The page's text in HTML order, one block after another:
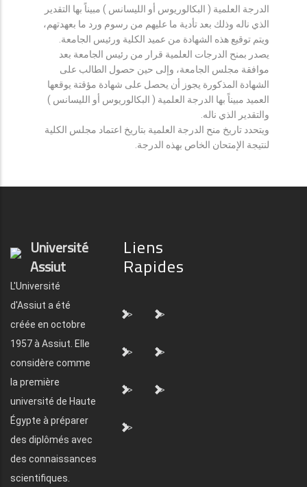
الدرجة العلمية ( البكالوريوس أو الليسانس ) مبيناً بها التقدير
الذي ناله وذلك بعد تأدية ما عليهم من رسوم ورد ما بعهدتهم،
ويتم توقيع هذه الشهادة من عميد الكلية ورئيس الجامعة.
يصدر بمنح الدرجات العلمية قرار من رئيس الجامعة بعد
موافقة مجلس الجامعة، وإلى حين حصول الطالب على
الشهادة المذكورة يجوز أن يحصل على شهادة مؤقتة يوقعها
العميد مبيناً بها الدرجة العلمية ( البكالوريوس أو الليسانس )
والتقدير الذي ناله.
ويتحدد تاريخ منح الدرجة العلمية بتاريخ اعتماد مجلس الكلية
لنتيجة الإمتحان الخاص بهذه الدرجة.
Université
Assiut
L'Université
d'Assiut a été
créée en octobre
1957 à Assiut. Elle
considère comme
la première
université de Haute
Égypte à préparer
des diplômés avec
des connaissances
scientifiques.
Liens
Rapides
"> ">
"> ">
"> ">
">